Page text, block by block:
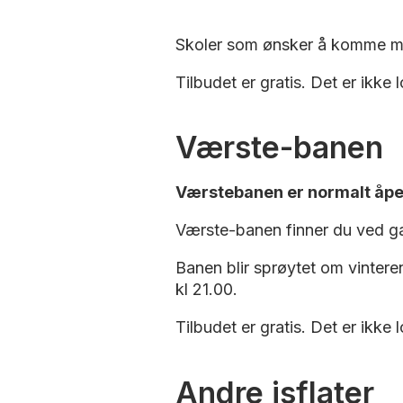
Skoler som ønsker å komme
Tilbudet er gratis. Det er ikke
Værste-banen
Værstebanen er normalt
Værste-banen finner du ved
Banen blir sprøytet om
kl 21.00.
Tilbudet er gratis. Det er ikke
Andre isflater